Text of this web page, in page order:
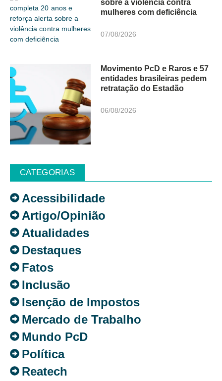
sobre a violência contra
mulheres com deficiência
07/08/2026
Movimento PcD e Raros e 57
entidades brasileiras pedem
retratação do Estadão
06/08/2026
CATEGORIAS
Acessibilidade
Artigo/Opinião
Atualidades
Destaques
Fatos
Inclusão
Isenção de Impostos
Mercado de Trabalho
Mundo PcD
Política
Reatech